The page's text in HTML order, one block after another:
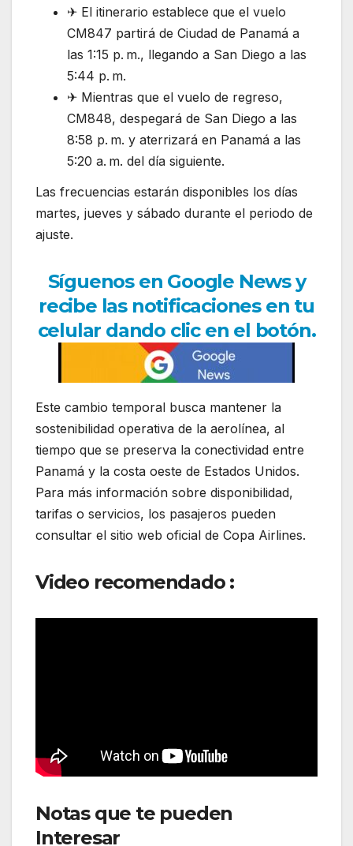
✈ El itinerario establece que el vuelo
CM847 partirá de Ciudad de Panamá a
las 1:15 p. m., llegando a San Diego a las
5:44 p. m.
✈ Mientras que el vuelo de regreso,
CM848, despegará de San Diego a las
8:58 p. m. y aterrizará en Panamá a las
5:20 a. m. del día siguiente.
Las frecuencias estarán disponibles los días
martes, jueves y sábado durante el periodo de
ajuste.
Síguenos en Google News y
recibe las notificaciones en tu
celular dando clic en el botón.
Este cambio temporal busca mantener la
sostenibilidad operativa de la aerolínea, al
tiempo que se preserva la conectividad entre
Panamá y la costa oeste de Estados Unidos.
Para más información sobre disponibilidad,
tarifas o servicios, los pasajeros pueden
consultar el sitio web oficial de Copa Airlines.
Video recomendado :
Notas que te pueden
Interesar